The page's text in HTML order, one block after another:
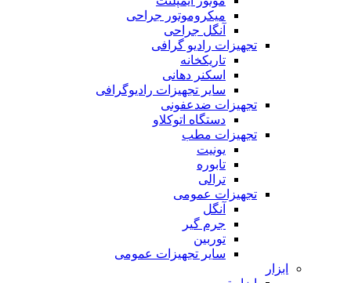
میکروموتور جراحی
آنگل جراحی
تجهیزات رادیو گرافی
تاریکخانه
اسکنر دهانی
سایر تجهیزات رادیوگرافی
تجهیزات ضدعفونی
دستگاه اتوکلاو
تجهیزات مطب
یونیت
تابوره
ترالی
تجهیزات عمومی
آنگل
جرم گیر
توربین
سایر تجهیزات عمومی
ابزار